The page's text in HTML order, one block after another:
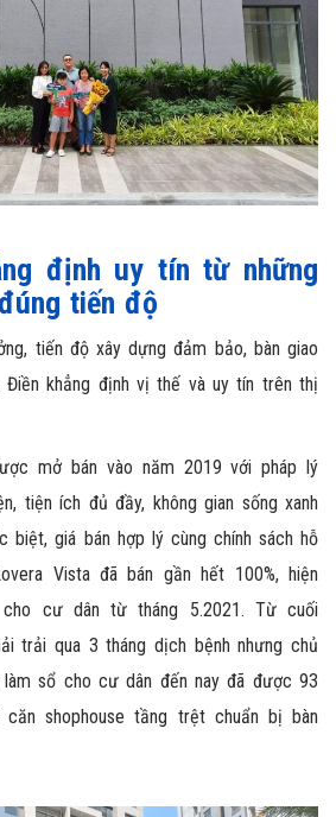
định uy tín từ những
tiến độ
tiến độ xây dựng đảm bảo, bàn giao
Điền khẳng định vị thế và uy tín trên thị
mở bán vào năm 2019 với pháp lý
tiện ích đủ đầy, không gian sống xanh
biệt, giá bán hợp lý cùng chính sách hỗ
Vista đã bán gần hết 100%, hiện
cư dân từ tháng 5.2021. Từ cuối
trải qua 3 tháng dịch bệnh nhưng chủ
sổ cho cư dân đến nay đã được 93
shophouse tầng trệt chuẩn bị bàn